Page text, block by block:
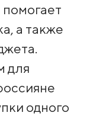
а также
для
одного